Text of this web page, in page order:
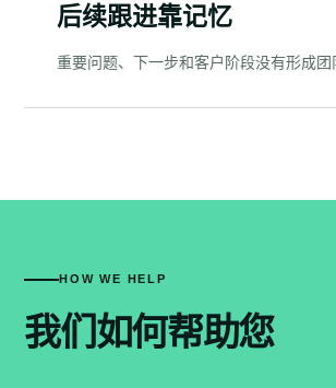
后续跟进靠记忆
重要问题、下一步和客户阶段没有形成团
HOW WE HELP
我们如何帮助您